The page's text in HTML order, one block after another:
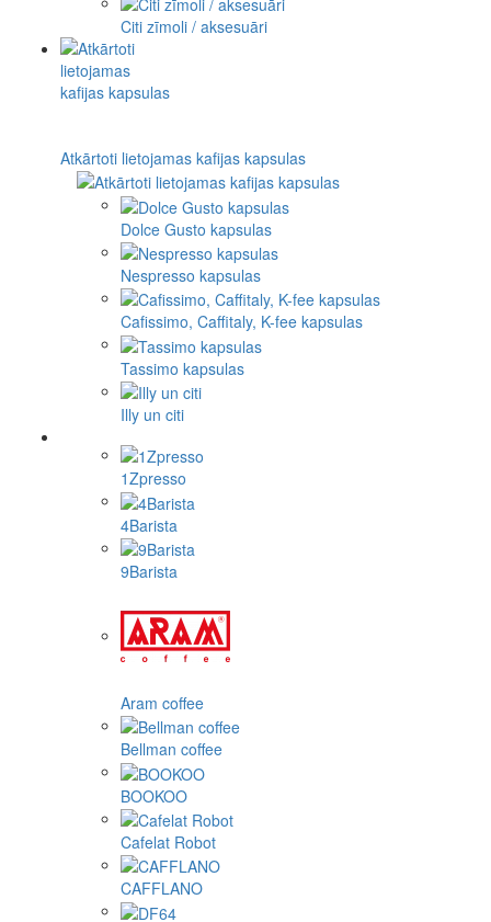
Citi zīmoli / aksesuāri
Atkārtoti lietojamas kafijas kapsulas
Dolce Gusto kapsulas
Nespresso kapsulas
Cafissimo, Caffitaly, K-fee kapsulas
Tassimo kapsulas
Illy un citi
1Zpresso
4Barista
9Barista
Aram coffee
Bellman coffee
BOOKOO
Cafelat Robot
CAFFLANO